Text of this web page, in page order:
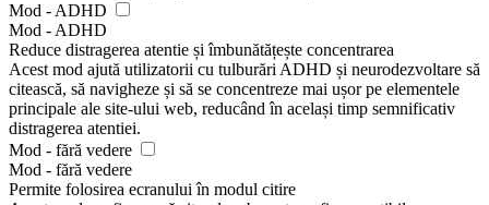
Mod - ADHD
Mod - ADHD
Reduce distragerea atentie și îmbunătățește concentrarea
Acest mod ajută utilizatorii cu tulburări ADHD și neurodezvoltare să
citească, să navigheze și să se concentreze mai ușor pe elementele
principale ale site-ului web, reducând în același timp semnificativ
distragerea atentiei.
Mod - fără vedere
Mod - fără vedere
Permite folosirea ecranului în modul citire